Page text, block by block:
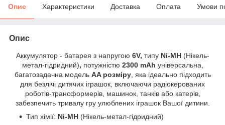
Опис Характеристики Доставка Оплата Умови
Опис
Аккумулятор - батарея з напругою 6V, типу Ni-MH (Нікель-
метал-гідридний), потужністю 2300 mAh універсальна,
багатозадачна модель AA розміру, яка ідеально підходить
для безлічі дитячих іграшок, включаючи радіокерованих
роботів-трансформерів, машинок, танків або катерів,
забезпечить тривалу гру улюблених іграшок Вашої дитини.
Тип хімії: Ni-MH (Нікель-метал-гідридний)